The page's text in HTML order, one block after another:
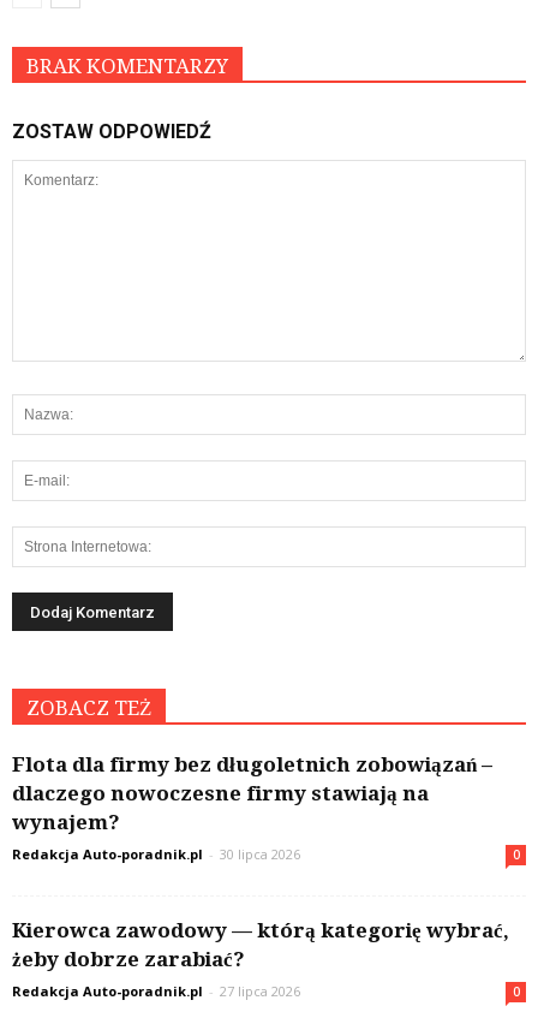
BRAK KOMENTARZY
ZOSTAW ODPOWIEDŹ
ZOBACZ TEŻ
Flota dla firmy bez długoletnich zobowiązań –
dlaczego nowoczesne firmy stawiają na
wynajem?
Redakcja Auto-poradnik.pl - 30 lipca 2026 0
Kierowca zawodowy — którą kategorię wybrać,
żeby dobrze zarabiać?
Redakcja Auto-poradnik.pl - 27 lipca 2026 0